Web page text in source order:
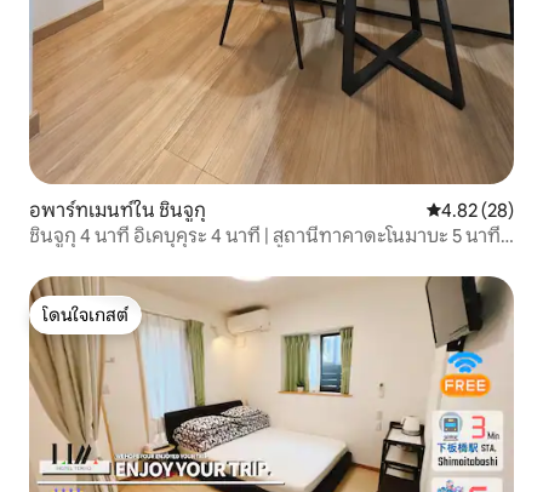
อพาร์ทเมนท์ใน ชินจูกุ คะแนนเฉลี่ย
4.82 (28)
ชินจูกุ 4 นาที อิเคบุคุระ 4 นาที | สถานีทาคาดะโนมาบะ 5 นาที |
1 ห้องนอน | นักเดินทางคนเดียว คู่รัก
โดนใจเกสต์
โดนใจเกสต์